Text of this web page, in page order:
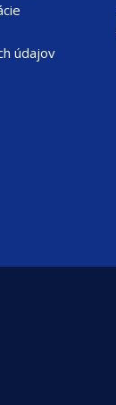
údajov